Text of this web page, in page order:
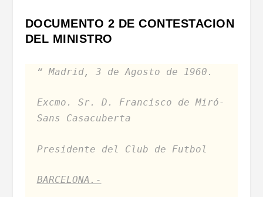
DOCUMENTO 2 DE CONTESTACION
DEL MINISTRO
“ Madrid, 3 de Agosto de 1960.
Excmo. Sr. D. Francisco de Miró-
Sans Casacuberta
Presidente del Club de Futbol
BARCELONA.-